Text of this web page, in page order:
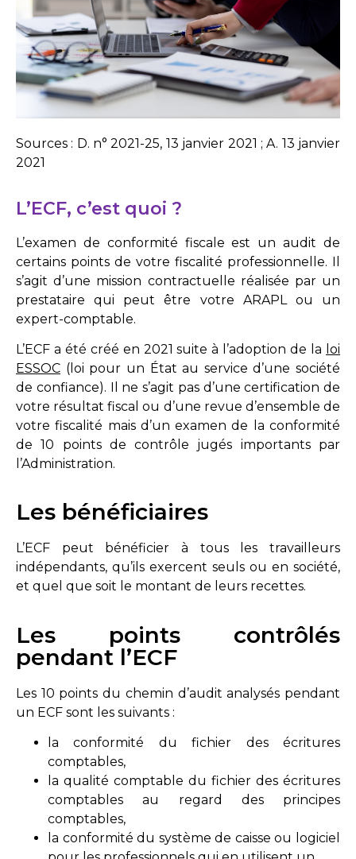
Sources : D. n° 2021-25, 13 janvier 2021 ;A. 13 janvier
2021
L’ECF, c’est quoi ?
L’examen de conformité fiscale est un audit de
certains points de votre fiscalité professionnelle. Il
s’agit d’une mission contractuelle réalisée par un
prestataire qui peut être votre ARAPL ou un
expert-comptable.
L’ECF a été créé en 2021 suite à l’adoption de la loi
ESSOC (loi pour un État au service d’une société
de confiance). Il ne s’agit pas d’une certification de
votre résultat fiscal ou d’une revue d’ensemble de
votre fiscalité mais d’un examen de la conformité
de 10 points de contrôle jugés importants par
l’Administration.
Les bénéficiaires
L’ECF peut bénéficier à tous les travailleurs
indépendants, qu’ils exercent seuls ou en société,
et quel que soit le montant de leurs recettes.
Les points contrôlés
pendant l’ECF
Les 10 points du chemin d’audit analysés pendant
un ECF sont les suivants :
la conformité du fichier des écritures
comptables,
la qualité comptable du fichier des écritures
comptables au regard des principes
comptables,
la conformité du système de caisse ou logiciel